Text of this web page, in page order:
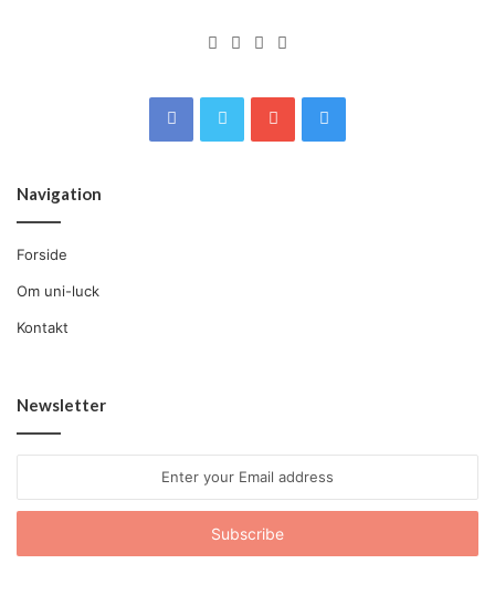
Navigation
Forside
Om uni-luck
Kontakt
Newsletter
Email